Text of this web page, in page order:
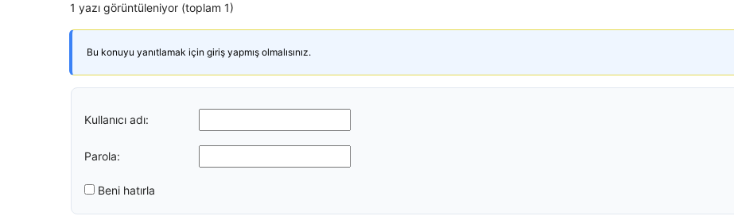
1 yazı görüntüleniyor (toplam 1)
Bu konuyu yanıtlamak için giriş yapmış olmalısınız.
Kullanıcı adı:
Parola:
Beni hatırla